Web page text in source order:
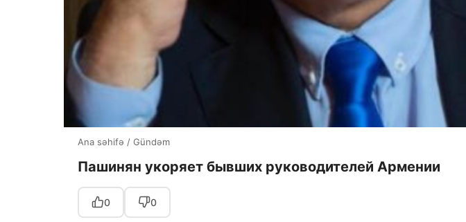
Ana səhifə / Gündəm
Пашинян укоряет бывших руководителей Армении
0 0